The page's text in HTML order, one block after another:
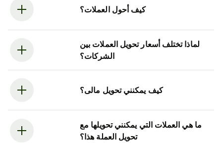
كيف أحول العملات؟
لماذا تختلف أسعار تحويل العملات بين
الشركات؟
كيف يمكنني تحويل مالى؟
ما هي العملات التي يمكنني تحويلها مع
تحويل العملة هذا؟